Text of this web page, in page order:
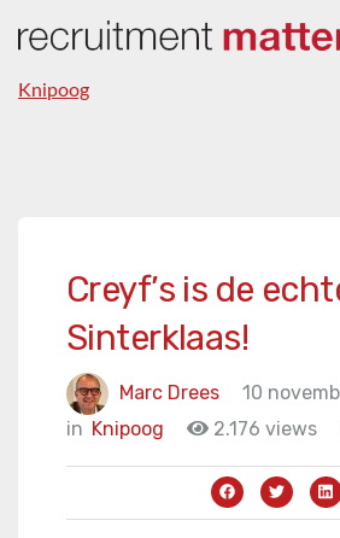
Knipoog
Creyf’s is de
Sinterklaas!
Marc Drees
10
in Knipoog 2.176 views